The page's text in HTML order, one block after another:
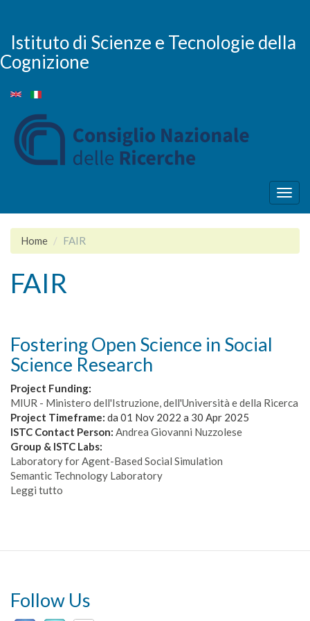
contenuto
principale
Istituto di Scienze e Tecnologie della
Cognizione
Home FAIR
FAIR
Fostering Open Science in Social
Science Research
Project Funding:
MIUR - Ministero dell'Istruzione, dell'Università e della Ricerca
Project Timeframe: da 01 Nov 2022 a 30 Apr 2025
ISTC Contact Person: Andrea Giovanni Nuzzolese
Group & ISTC Labs:
Laboratory for Agent-Based Social Simulation
Semantic Technology Laboratory
Leggi tutto
in
Research
Follow Us